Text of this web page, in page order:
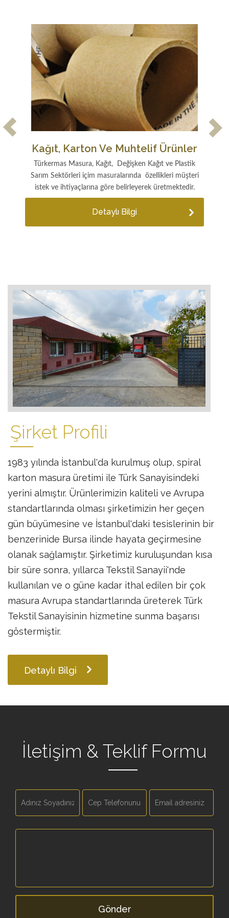
Kağıt, Karton Ve Muhtelif Ürünler
Türkermas Masura, Kağıt, Değişken Kağıt ve Plastik
Sarım Sektörleri içim masuralarında özellikleri müşteri
istek ve ihtiyaçlarına göre belirleyerek üretmektedir.
Detaylı Bilgi
Şirket Profili
1983 yılında İstanbul'da kurulmuş olup, spiral
karton masura üretimi ile Türk Sanayisindeki
yerini almıştır. Ürünlerimizin kaliteli ve Avrupa
standartlarında olması şirketimizin her geçen
gün büyümesine ve İstanbul'daki tesislerinin bir
benzerinide Bursa ilinde hayata geçirmesine
olanak sağlamıştır. Şirketimiz kuruluşundan kısa
bir süre sonra, yıllarca Tekstil Sanayii'nde
kullanılan ve o güne kadar ithal edilen bir çok
masura Avrupa standartlarında üreterek Türk
Tekstil Sanayisinin hizmetine sunma başarısı
göstermiştir. ​
Detaylı Bilgi
İletişim & Teklif Formu
Gönder